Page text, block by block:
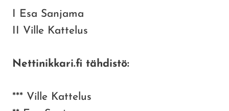
I Esa Sanjama
II Ville Kattelus
Nettinikkari.fi tähdistö:
*** Ville Kattelus